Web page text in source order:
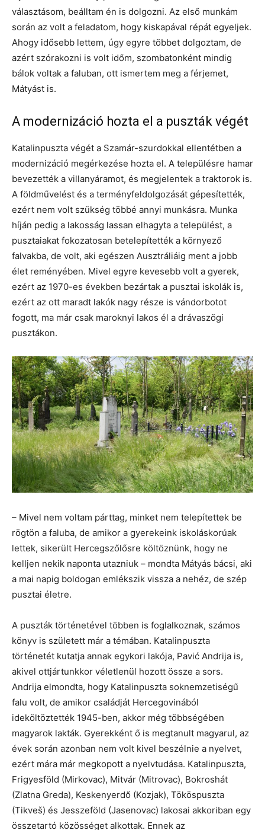
választásom, beálltam én is dolgozni. Az első munkám
során az volt a feladatom, hogy kiskapával répát egyeljek.
Ahogy idősebb lettem, úgy egyre többet dolgoztam, de
azért szórakozni is volt időm, szombatonként mindig
bálok voltak a faluban, ott ismertem meg a férjemet,
Mátyást is.
A modernizáció hozta el a puszták végét
Katalinpuszta végét a Szamár-szurdokkal ellentétben a
modernizáció megérkezése hozta el. A településre hamar
bevezették a villanyáramot, és megjelentek a traktorok is.
A földművelést és a terményfeldolgozását gépesítették,
ezért nem volt szükség többé annyi munkásra. Munka
híján pedig a lakosság lassan elhagyta a települést, a
pusztaiakat fokozatosan betelepítették a környező
falvakba, de volt, aki egészen Ausztráliáig ment a jobb
élet reményében. Mivel egyre kevesebb volt a gyerek,
ezért az 1970-es években bezártak a pusztai iskolák is,
ezért az ott maradt lakók nagy része is vándorbotot
fogott, ma már csak maroknyi lakos él a drávaszögi
pusztákon.
– Mivel nem voltam párttag, minket nem telepítettek be
rögtön a faluba, de amikor a gyerekeink iskoláskorúak
lettek, sikerült Hercegszőlősre költöznünk, hogy ne
kelljen nekik naponta utazniuk – mondta Mátyás bácsi, aki
a mai napig boldogan emlékszik vissza a nehéz, de szép
pusztai életre.
A puszták történetével többen is foglalkoznak, számos
könyv is született már a témában. Katalinpuszta
történetét kutatja annak egykori lakója, Pavić Andrija is,
akivel ottjártunkkor véletlenül hozott össze a sors.
Andrija elmondta, hogy Katalinpuszta soknemzetiségű
falu volt, de amikor családját Hercegovinából
ideköltöztették 1945-ben, akkor még többségében
magyarok lakták. Gyerekként ő is megtanult magyarul, az
évek során azonban nem volt kivel beszélnie a nyelvet,
ezért mára már megkopott a nyelvtudása. Katalinpuszta,
Frigyesföld (Mirkovac), Mitvár (Mitrovac), Bokroshát
(Zlatna Greda), Keskenyerdő (Kozjak), Tököspuszta
(Tikveš) és Jesszeföld (Jasenovac) lakosai akkoriban egy
összetartó közösséget alkottak. Ennek az